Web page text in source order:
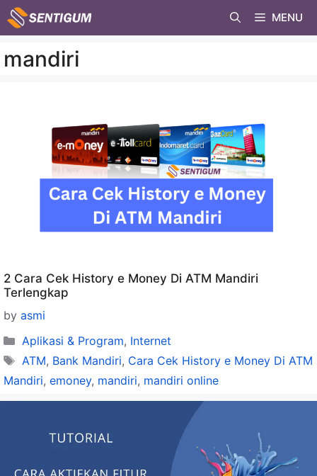
Skip
to
MENU
mandiri
2 Cara Cek History e Money Di ATM Mandiri
Terlengkap
by asmi
Categories
Aplikasi & Program, Internet
Tags
ATM, Bank Mandiri, Cara Cek History e Money Di ATM
Mandiri, emoney, mandiri, mandiri online